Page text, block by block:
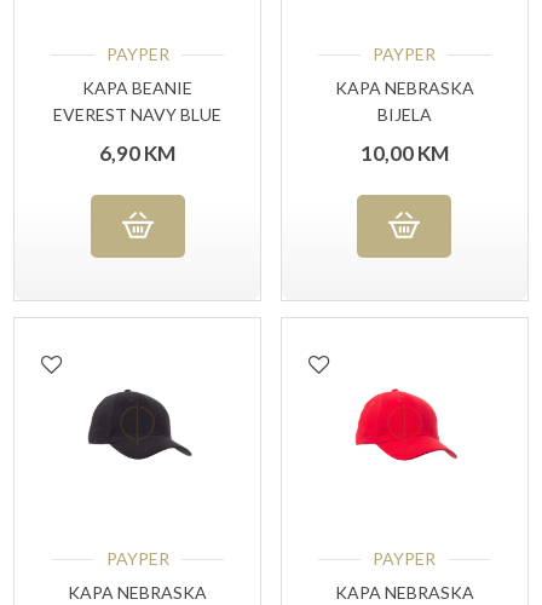
PAYPER
KAPA BEANIE
EVEREST NAVY BLUE
6,90KM
PAYPER
KAPA NEBRASKA
BIJELA
10,00KM
PAYPER
KAPA NEBRASKA
PAYPER
KAPA NEBRASKA